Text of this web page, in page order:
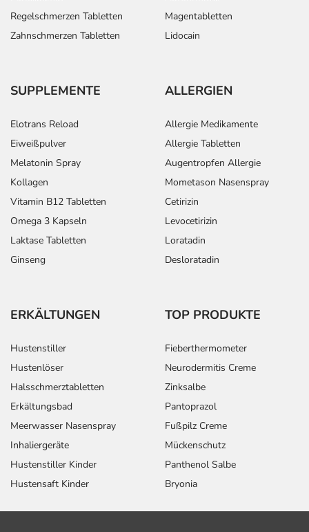
Regelschmerzen Tabletten
Zahnschmerzen Tabletten
Magentabletten
Lidocain
SUPPLEMENTE
Elotrans Reload
Eiweißpulver
Melatonin Spray
Kollagen
Vitamin B12 Tabletten
Omega 3 Kapseln
Laktase Tabletten
Ginseng
ALLERGIEN
Allergie Medikamente
Allergie Tabletten
Augentropfen Allergie
Mometason Nasenspray
Cetirizin
Levocetirizin
Loratadin
Desloratadin
ERKÄLTUNGEN
Hustenstiller
Hustenlöser
Halsschmerztabletten
Erkältungsbad
Meerwasser Nasenspray
Inhaliergeräte
Hustenstiller Kinder
Hustensaft Kinder
TOP PRODUKTE
Fieberthermometer
Neurodermitis Creme
Zinksalbe
Pantoprazol
Fußpilz Creme
Mückenschutz
Panthenol Salbe
Bryonia